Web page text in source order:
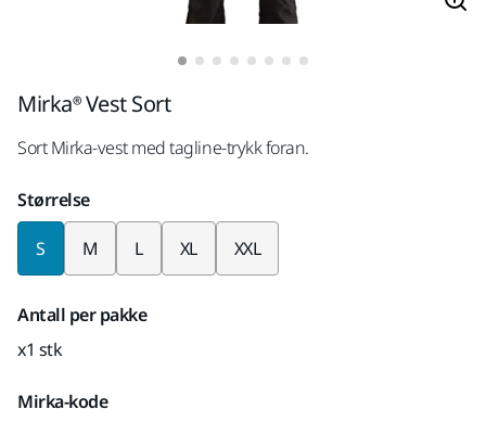
Mirka® Vest Sort
Sort Mirka-vest med tagline-trykk foran.
Størrelse
S M L XL XXL
Antall per pakke
x1 stk
Mirka-kode